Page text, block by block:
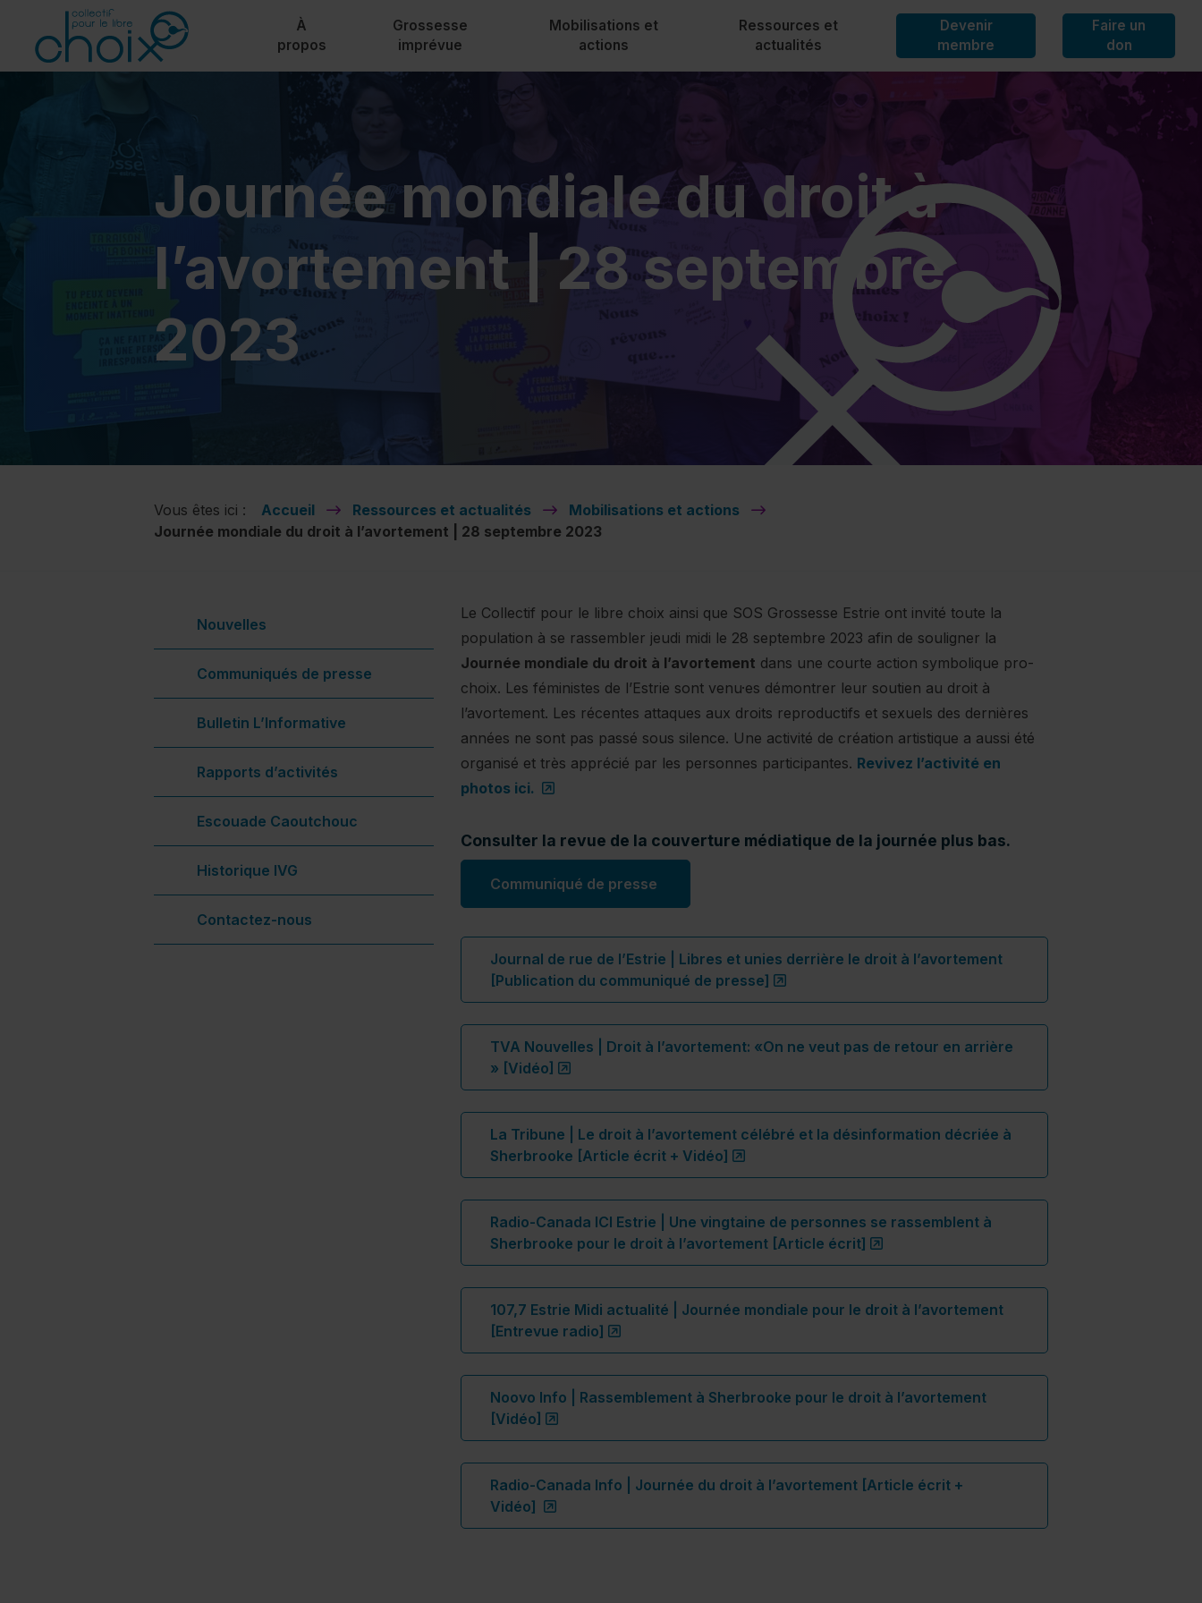
Aller au contenu
Collectif pour le Libre Choix - Allez à la page d’accueil
À
propos
Grossesse
imprévue
Mobilisations et
actions
Ressources et
actualités
Bulletin L’Informative
Escouade Caoutchouc
Historique IVG
Contactez-nous
Devenir
membre
Faire un
don
Journée mondiale du droit à
l’avortement | 28 septembre
2023
Vous êtes ici : Accueil Ressources et actualités
Mobilisations et actions
Journée mondiale du droit à l’avortement | 28 septembre 2023
Nouvelles
Communiqués de presse
Bulletin L’Informative
Rapports d’activités
Escouade Caoutchouc
Historique IVG
Contactez-nous
Le Collectif pour le libre choix ainsi que SOS Grossesse Estrie ont invité toute la
population à se rassembler jeudi midi le 28 septembre 2023 afin de souligner la
Journée mondiale du droit à l’avortement dans une courte action symbolique pro-
choix. Les féministes de l’Estrie sont venu·es démontrer leur soutien au droit à
l’avortement. Les récentes attaques aux droits reproductifs et sexuels des dernières
années ne sont pas passé sous silence. Une activité de création artistique a aussi été
organisé et très apprécié par les personnes participantes. Revivez l’activité en
photos ici.
(ce lien s’ouvrira dans une nouvelle fenêtre)"
Consulter la revue de la couverture médiatique de la journée plus bas.
Communiqué de presse
Journal de rue de l’Estrie | Libres et unies derrière le droit à l’avortement
[Publication du communiqué de presse]
(ce lien s’ouvrira dans une nouvelle fenêtre)"
TVA Nouvelles | Droit à l’avortement: «On ne veut pas de retour en arrière
» [Vidéo]
(ce lien s’ouvrira dans une nouvelle fenêtre)"
La Tribune | Le droit à l’avortement célébré et la désinformation décriée à
Sherbrooke [Article écrit + Vidéo]
(ce lien s’ouvrira dans une nouvelle fenêtre)"
Radio-Canada ICI Estrie | Une vingtaine de personnes se rassemblent à
Sherbrooke pour le droit à l’avortement [Article écrit]
(ce lien s’ouvrira dans une nouvelle
107,7 Estrie Midi actualité | Journée mondiale pour le droit à l’avortement
[Entrevue radio]
(ce lien s’ouvrira dans une nouvelle fenêtre)"
Noovo Info | Rassemblement à Sherbrooke pour le droit à l’avortement
[Vidéo]
(ce lien s’ouvrira dans une nouvelle fenêtre)"
Radio-Canada Info | Journée du droit à l’avortement [Article écrit +
Vidéo]
(ce lien s’ouvrira dans une nouvelle fenêtre)"